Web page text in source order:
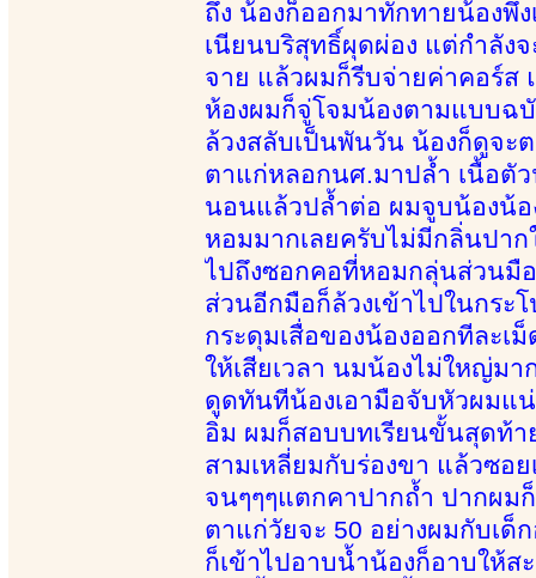
ถึง น้องก็ออกมาทักทายน้องพึ่
เนียนบริสุทธิ์ผุดผ่อง แต่กำลัง
จาย แล้วผมก็รีบจ่ายค่าคอร์ส
ห้องผมก็จู่โจมน้องตามแบบฉ
ล้วงสลับเป็นพันวัน น้องก็ดูจะ
ตาแก่หลอกนศ.มาปล้ำ เนื้อตัว
นอนแล้วปล้ำต่อ ผมจูบน้องน้อ
หอมมากเลยครับไม่มีกลิ่นปา
ไปถึงซอกคอที่หอมกลุ่นส่วนมื
ส่วนอีกมือก็ล้วงเข้าไปในกระ
กระดุมเสื่อของน้องออกทีละ
ให้เสียเวลา นมน้องไม่ใหญ่ม
ดูดทันทีน้องเอามือจับหัวผมแ
อิ่ม ผมก็สอบบทเรียนขั้นสุดท้า
สามเหลี่ยมกับร่องขา แล้วซอ
จนๆๆๆแตกคาปากถ้ำ ปากผม
ตาแก่วัยจะ 50 อย่างผมกับเด็
ก็เข้าไปอาบน้ำน้องก็อาบให้